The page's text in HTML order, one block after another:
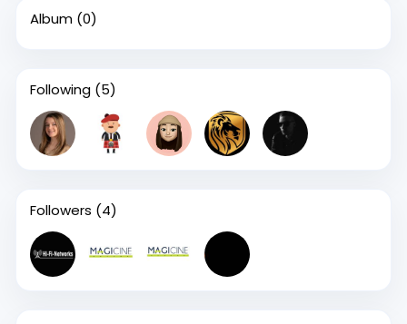
Album (0)
Following (5)
Followers (4)